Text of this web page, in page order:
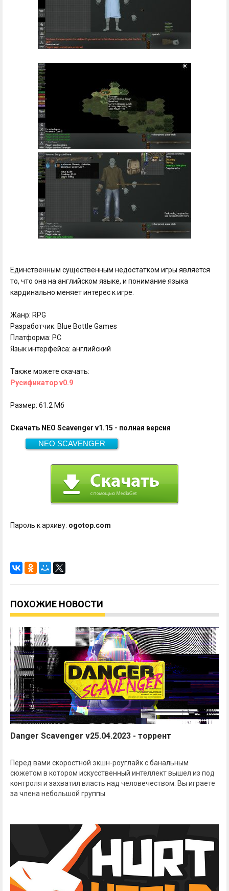
Единственным существенным недостатком игры является
то, что она на английском языке, и понимание языка
кардинально меняет интерес к игре.
Жанр: RPG
Разработчик: Blue Bottle Games
Платформа: PC
Язык интерфейса: английский
Также можете скачать:
Русификатор v0.9
Размер: 61.2 Мб
Скачать NEO Scavenger v1.15 - полная версия
NEO SCAVENGER
61.2 Мб
Скачать
Пароль к архиву: ogotop.com
ПОХОЖИЕ НОВОСТИ
Danger Scavenger v25.04.2023 - торрент
Перед вами скоростной экшн-роуглайк с банальным
сюжетом в котором искусственный интеллект вышел из под
контроля и захватил власть над человечеством. Вы играете
за члена небольшой группы